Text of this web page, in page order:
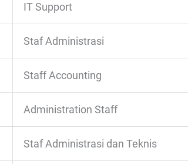
IT Support
Staf Administrasi
Staff Accounting
Administration Staff
Staf Administrasi dan Teknis